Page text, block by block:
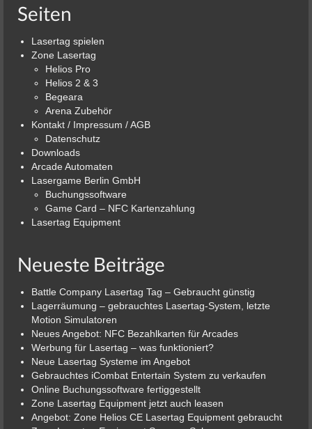
Seiten
Lasertag spielen
Zone Lasertag
Helios Pro
Helios 2 & 3
Begeara
Arena Zubehör
Kontakt / Impressum / AGB
Datenschutz
Downloads
Arcade Automaten
Lasergame Berlin GmbH
Buchungssoftware
Game Card – NFC Kartenzahlung
Lasertag Equipment
Neueste Beiträge
Battle Company Lasertag Tag – Gebraucht günstig
Lagerräumung – gebrauchtes Lasertag-System, letzte
Motion Simulatoren
Neues Angebot: NFC Bezahlkarten für Arcades
Werbung für Lasertag – was funktioniert?
Neue Lasertag Systeme im Angebot
Gebrauchtes iCombat Entertain System zu verkaufen
Online Buchungssoftware fertiggestellt
Zone Lasertag Equipment jetzt auch leasen
Angebot: Zone Helios CE Lasertag Equipment gebraucht